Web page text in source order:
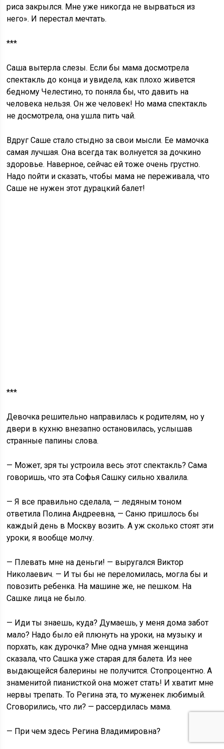
риса закрылся. Мне уже никогда не вырваться из
него». И перестал мечтать.
***
Саша вытерла слезы. Если бы мама досмотрела
спектакль до конца и увидела, как плохо живется
бедному Челестино, то поняла бы, что давить на
человека нельзя. Он же человек! Но мама спектакль
не досмотрела, она ушла пить чай.
Вдруг Саше стало стыдно за свои мысли. Ее мамочка
самая лучшая. Она всегда так волнуется за дочкино
здоровье. Наверное, сейчас ей тоже очень грустно.
Надо пойти и сказать, чтобы мама не переживала, что
Саше не нужен этот дурацкий балет!
***
Девочка решительно направилась к родителям, но у
двери в кухню внезапно остановилась, услышав
странные папины слова.
— Может, зря ты устроила весь этот спектакль? Сама
говоришь, что эта Софья Сашку сильно хвалила.
— Я все правильно сделала, — ледяным тоном
ответила Полина Андреевна, — Саню пришлось бы
каждый день в Москву возить. А уж сколько стоят эти
уроки, я вообще молчу.
— Плевать мне на деньги! — выругался Виктор
Николаевич. — И ты бы не переломилась, могла бы и
повозить ребенка. На машине же, не пешком. На
Сашке лица не было.
— Иди ты знаешь, куда? Думаешь, у меня дома забот
мало? Надо было ей плюнуть на уроки, на музыку и
порхать, как дурочка? Мне одна умная женщина
сказала, что Сашка уже старая для балета. Из нее
выдающейся балерины не получится. Стопроцентно. А
знаменитой пианисткой она может стать! И хватит мне
нервы трепать. То Регина эта, то муженек любимый.
Сговорились, что ли? — рассердилась мама.
— При чем здесь Регина Владимировна?